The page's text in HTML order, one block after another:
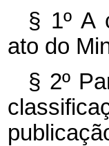
§ 1º A
ato do
§ 2º